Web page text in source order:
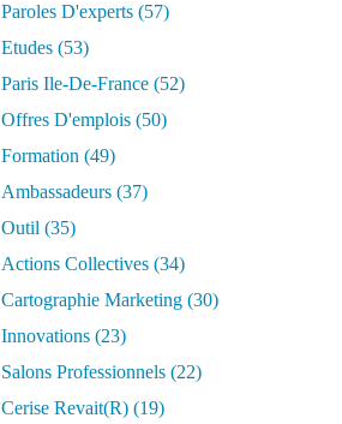
Paroles D'experts (57)
Etudes (53)
Paris Ile-De-France (52)
Offres D'emplois (50)
Formation (49)
Ambassadeurs (37)
Outil (35)
Actions Collectives (34)
Cartographie Marketing (30)
Innovations (23)
Salons Professionnels (22)
Cerise Revait(r) (19)